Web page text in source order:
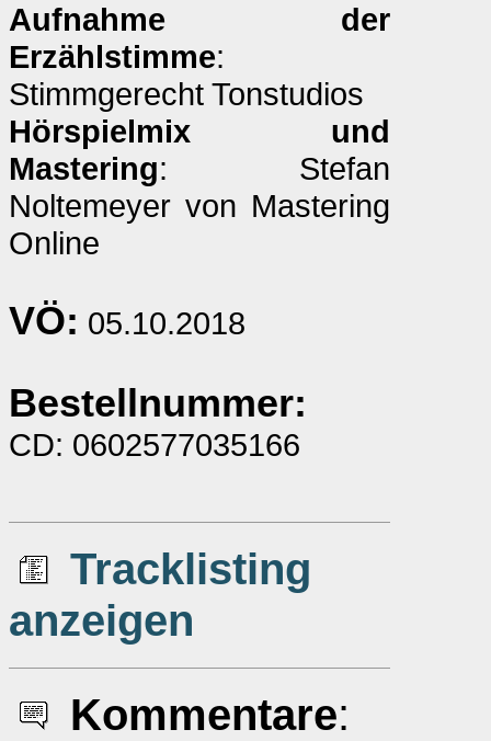
Aufnahme der
Erzählstimme:
Stimmgerecht Tonstudios
Hörspielmix und
Mastering: Stefan
Noltemeyer von Mastering
Online
VÖ: 05.10.2018
Bestellnummer:
CD: 0602577035166
Tracklisting
anzeigen
Kommentare: